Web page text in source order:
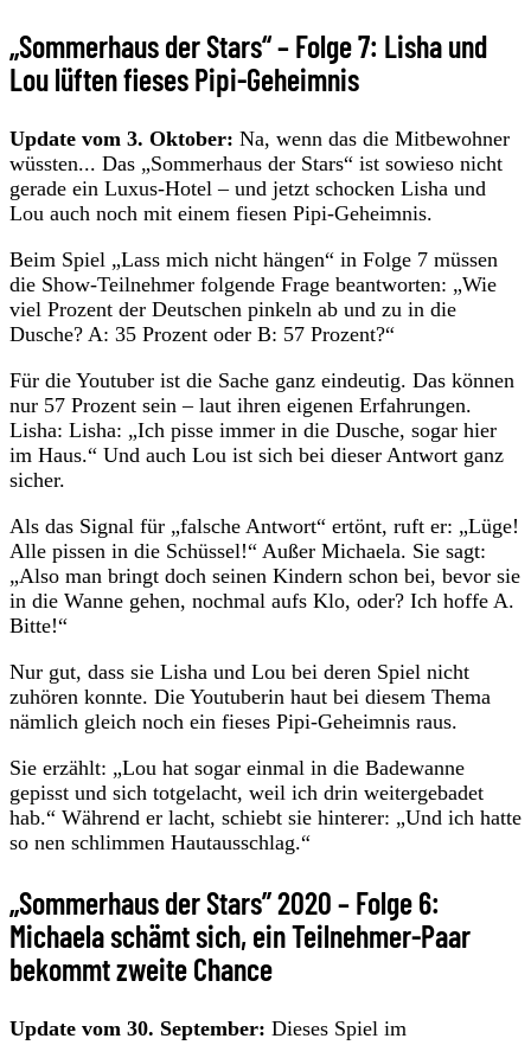
„Sommerhaus der Stars“ – Folge 7: Lisha und
Lou lüften fieses Pipi-Geheimnis
Update vom 3. Oktober: Na, wenn das die Mitbewohner
wüssten... Das „Sommerhaus der Stars“ ist sowieso nicht
gerade ein Luxus-Hotel – und jetzt schocken Lisha und
Lou auch noch mit einem fiesen Pipi-Geheimnis.
Beim Spiel „Lass mich nicht hängen“ in Folge 7 müssen
die Show-Teilnehmer folgende Frage beantworten: „Wie
viel Prozent der Deutschen pinkeln ab und zu in die
Dusche? A: 35 Prozent oder B: 57 Prozent?“
Für die Youtuber ist die Sache ganz eindeutig. Das können
nur 57 Prozent sein – laut ihren eigenen Erfahrungen.
Lisha: Lisha: „Ich pisse immer in die Dusche, sogar hier
im Haus.“ Und auch Lou ist sich bei dieser Antwort ganz
sicher.
Als das Signal für „falsche Antwort“ ertönt, ruft er: „Lüge!
Alle pissen in die Schüssel!“ Außer Michaela. Sie sagt:
„Also man bringt doch seinen Kindern schon bei, bevor sie
in die Wanne gehen, nochmal aufs Klo, oder? Ich hoffe A.
Bitte!“
Nur gut, dass sie Lisha und Lou bei deren Spiel nicht
zuhören konnte. Die Youtuberin haut bei diesem Thema
nämlich gleich noch ein fieses Pipi-Geheimnis raus.
Sie erzählt: „Lou hat sogar einmal in die Badewanne
gepisst und sich totgelacht, weil ich drin weitergebadet
hab.“ Während er lacht, schiebt sie hinterer: „Und ich hatte
so nen schlimmen Hautausschlag.“
„Sommerhaus der Stars” 2020 – Folge 6:
Michaela schämt sich, ein Teilnehmer-Paar
bekommt zweite Chance
Update vom 30. September: Dieses Spiel im